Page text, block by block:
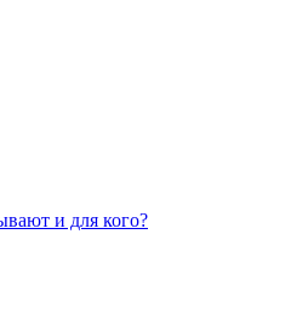
и для кого?